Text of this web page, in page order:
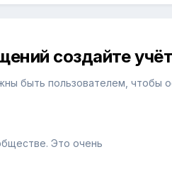
создайте
быть пользователем, чтобы
Это очень